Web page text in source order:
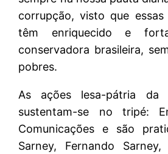
corrupção, visto que
têm enriquecido e
conservadora brasileira,
pobres.
As ações lesa-pátria da
sustentam-se no tripé:
Comunicações e são
Sarney, Fernando Sarney,